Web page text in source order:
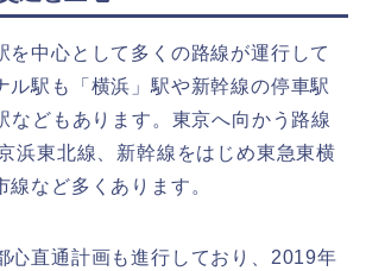
を中心として多くの路線が運行して
ル駅も「横浜」駅や新幹線の停車駅
などもあります。東京へ向かう路線
浜東北線、新幹線をはじめ東急東横
など多くあります。
心直通計画も進行しており、2019年